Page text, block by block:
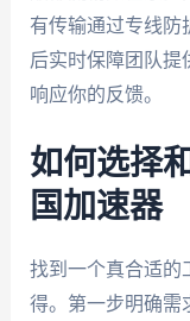
有传输通过专线防
后实时保障团队提
响应你的反馈。
如何选择
国加速器
找到一个真合适的
得。第一步明确需